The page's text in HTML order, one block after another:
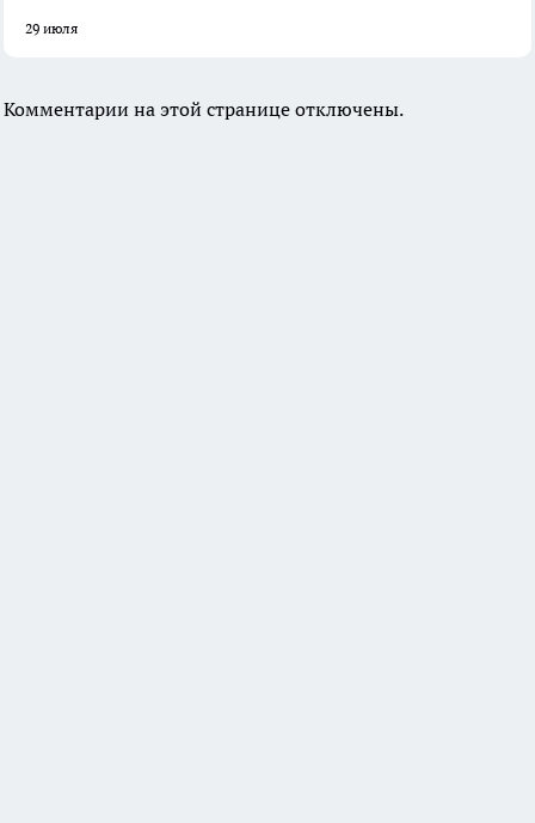
29 июля
Комментарии на этой странице отключены.